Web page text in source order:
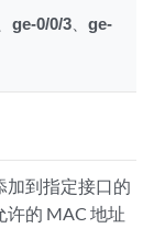
、ge-0/0/3 、ge-
加到指定接口的
许的 MAC 地址